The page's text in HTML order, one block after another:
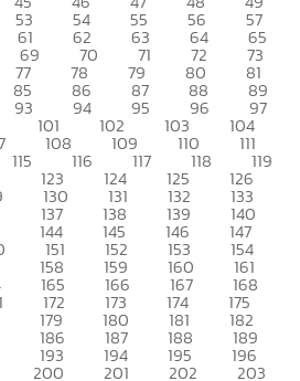
53 54 55 56 57
61 62 63 64 65
69 70 71 72 73
77 78 79 80 81
85 86 87 88 89
93 94 95 96 97
101 102 103 104
108 109 110 111
115 116 117 118 119
123 124 125 126
130 131 132 133
137 138 139 140
144 145 146 147
151 152 153 154
158 159 160 161
165 166 167 168
172 173 174 175
179 180 181 182
186 187 188 189
193 194 195 196
200 201 202 203